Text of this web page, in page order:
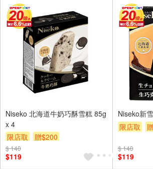
Niseko 北海道牛奶巧酥雪糕 85g
x 4
限店取
贈$200
$ 140
$119
Niseko新
限店取
$ 140
$119